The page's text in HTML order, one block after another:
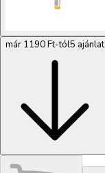
már 1190 Ft-tól5 ajánlat